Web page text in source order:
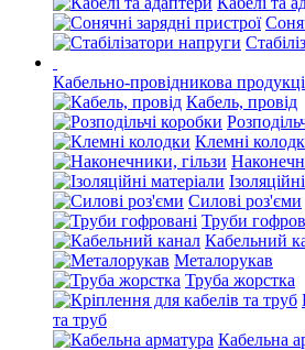
Кабельно-провідникова
Кабель, провід
Клемні
Силові роз'єми
Труби
Кабельний
Металорукав
Труба жорстка
та труб
Кабельна